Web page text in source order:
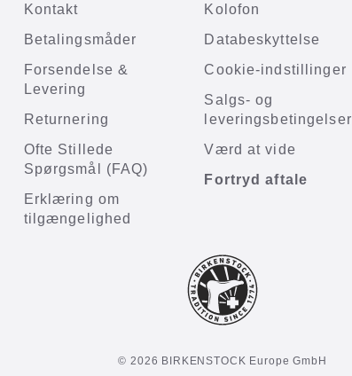
Kontakt
Betalingsmåder
Forsendelse &
Levering
Returnering
Ofte Stillede
Spørgsmål (FAQ)
Erklæring om
tilgængelighed
Kolofon
Databeskyttelse
Cookie-indstillinger
Salgs- og
leveringsbetingelser
Værd at vide
Fortryd aftale
© 2026 BIRKENSTOCK Europe GmbH